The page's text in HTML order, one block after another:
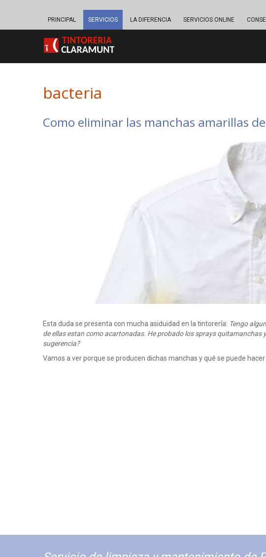
PRINCIPAL SERVICIOS LA DIFERENCIA SERVICIOS ONLINE
bacteria
Como eliminar las manchas amarillas
Esta duda se presenta con mucha asiduidad en la tintorería: Tengo
de ellas estan como acartonadas. He probado los sprays
sugerencia?
Vamos a ver porque se producen dichas manchas y qué se puede